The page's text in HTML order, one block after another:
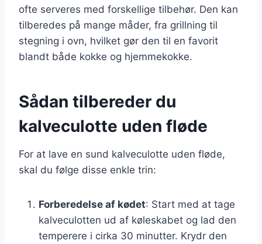
ofte serveres med forskellige tilbehør. Den kan
tilberedes på mange måder, fra grillning til
stegning i ovn, hvilket gør den til en favorit
blandt både kokke og hjemmekokke.
Sådan tilbereder du
kalveculotte uden fløde
For at lave en sund kalveculotte uden fløde,
skal du følge disse enkle trin:
Forberedelse af kødet: Start med at tage
kalveculotten ud af køleskabet og lad den
temperere i cirka 30 minutter. Krydr den